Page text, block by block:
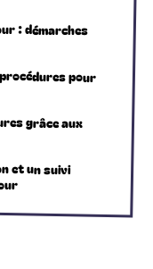
: démarches
pour
grâce aux
et un suivi